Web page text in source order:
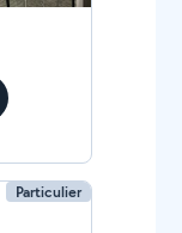
Particulier